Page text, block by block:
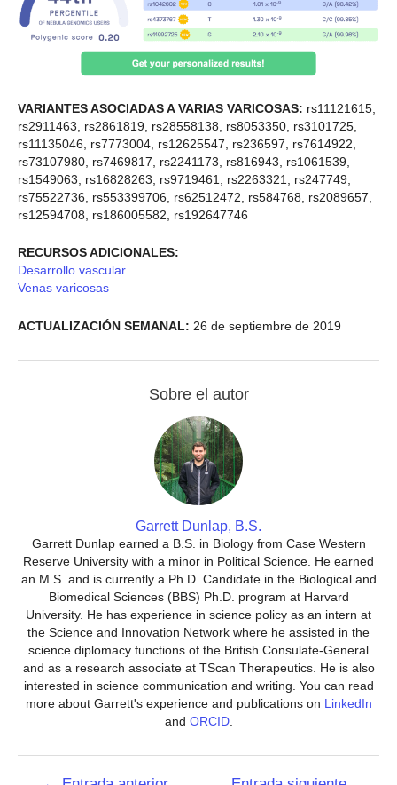
VARIANTES ASOCIADAS A VARIAS VARICOSAS: rs11121615,
rs2911463, rs2861819, rs28558138, rs8053350, rs3101725,
rs11135046, rs7773004, rs12625547, rs236597, rs7614922,
rs73107980, rs7469817, rs2241173, rs816943, rs1061539,
rs1549063, rs16828263, rs9719461, rs2263321, rs247749,
rs75522736, rs553399706, rs62512472, rs584768, rs2089657,
rs12594708, rs186005582, rs192647746
RECURSOS ADICIONALES:
Desarrollo vascular
Venas varicosas
ACTUALIZACIÓN SEMANAL: 26 de septiembre de 2019
Sobre el autor
Garrett Dunlap, B.S.
Garrett Dunlap earned a B.S. in Biology from Case Western
Reserve University with a minor in Political Science. He earned
an M.S. and is currently a Ph.D. Candidate in the Biological and
Biomedical Sciences (BBS) Ph.D. program at Harvard
University. He has experience in science policy as an intern at
the Science and Innovation Network where he assisted in the
science diplomacy functions of the British Consulate-General
and as a research associate at TScan Therapeutics. He is also
interested in science communication and writing. You can read
more about Garrett's experience and publications on LinkedIn
and ORCID.